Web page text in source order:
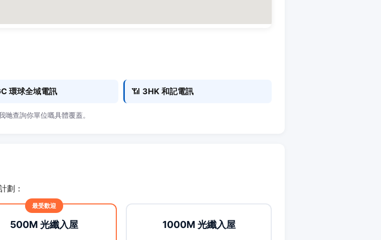
環球全域電訊 📶 3HK 和記電訊
查詢你單位嘅具體覆蓋。
劃：
500M 光纖入屋 1000M 光纖入屋